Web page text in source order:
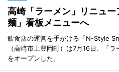
高崎「ラーメン」リニュ
麺」看板メニューへ
飲食店の運営を手がける「N-Style
（高崎市上豊岡町）は7月16日、「
をオープンした。